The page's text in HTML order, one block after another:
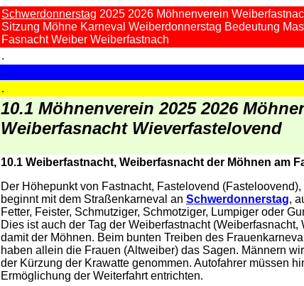
Schwerdonnerstag 2025 2026 Möhnenverein
Sitzung Möhne Karneval Weiberdonnerstag Bedeutung
Fasnacht Weiber Weiberfastnach
.
.
.
10.1 Möhnenverein 2025 2026
Weiberfasnacht Wieverfastelovend
10.1 Weiberfastnacht, Weiberfasnacht der Möhnen am
Der Höhepunkt von Fastnacht, Fastelovend
beginnt mit dem Straßenkarneval an Schwerdonnerstag,
Fetter, Feister, Schmutziger, Schmotziger, Lumpiger oder
Dies ist auch der Tag der Weiberfastnacht (Weiberfasnacht,
damit der Möhnen. Beim bunten Treiben des
haben allein die Frauen (Altweiber) das Sagen. Männern
der Kürzung der Krawatte genommen. Autofahrer müssen
Ermöglichung der Weiterfahrt entrichten.